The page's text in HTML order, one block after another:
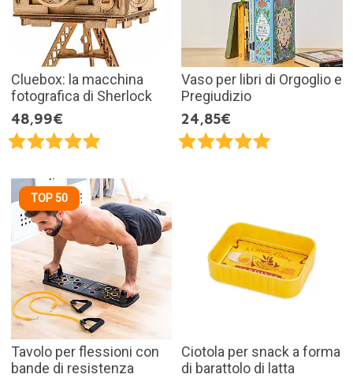
Cluebox: la macchina
fotografica di Sherlock
48,99€
Vaso per libri di Orgoglio e
Pregiudizio
24,85€
TOP 50
Tavolo per flessioni con
bande di resistenza
Ciotola per snack a forma
di barattolo di latta